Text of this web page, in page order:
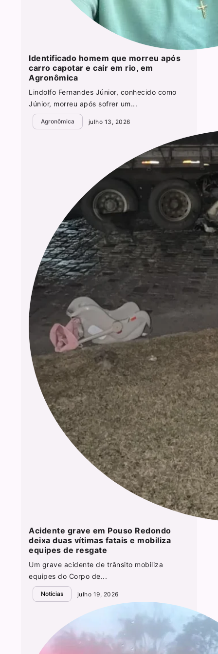
Identificado homem que morreu após
carro capotar e cair em rio, em
Agronômica
Lindolfo Fernandes Júnior, conhecido como
Júnior, morreu após sofrer um...
Agronômica julho 13, 2026
Acidente grave em Pouso Redondo
deixa duas vítimas fatais e mobiliza
equipes de resgate
Um grave acidente de trânsito mobiliza
equipes do Corpo de...
Notícias julho 19, 2026